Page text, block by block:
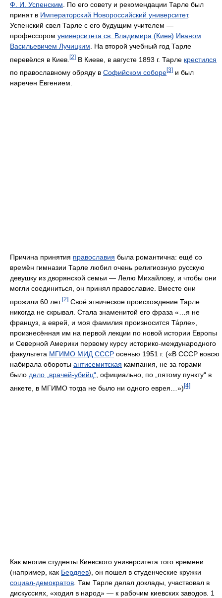
Ф. И. Успенским . По его совету и рекомендации Тарле был
принят в Императорский Новороссийский университет.
Успенский свел Тарле с его будущим учителем —
профессором университета св. Владимира (Киев) Иваном
Васильевичем Лучицким . На второй учебный год Тарле
перевёлся в Киев. [2] В Киеве, в августе 1893 г. Тарле крестился
по православному обряду в Софийском соборе[3] и был
наречен Евгением.
Причина принятия православия была романтична: ещё со
времён гимназии Тарле любил очень религиозную русскую
девушку из дворянской семьи — Лелю Михайлову, и чтобы они
могли соединиться, он принял православие. Вместе они
прожили 60 лет.[2] Своё этническое происхождение Тарле
никогда не скрывал. Стала знаменитой его фраза «…я не
француз, а еврей, и моя фамилия произносится Та́рле»,
произнесённая им на первой лекции по новой истории Европы
и Северной Америки первому курсу историко-международного
факультета МГИМО МИД СССР осенью 1951 г. («В СССР вовсю
набирала обороты антисемитская кампания, не за горами
было дело „врачей-убийц“ , официально, по „пятому пункту“ в
анкете, в МГИМО тогда не было ни одного еврея…»)[4]
Как многие студенты Киевского университета того времени
(например, как Бердяев), он пошел в студенческие кружки
социал-демократов. Там Тарле делал доклады, участвовал в
дискуссиях, «ходил в народ» — к рабочим киевских заводов. 1